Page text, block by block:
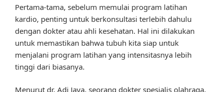
Pertama-tama, sebelum memulai program latihan
kardio, penting untuk berkonsultasi terlebih dahulu
dengan dokter atau ahli kesehatan. Hal ini dilakukan
untuk memastikan bahwa tubuh kita siap untuk
menjalani program latihan yang intensitasnya lebih
tinggi dari biasanya.
Menurut dr. Adi Jaya, seorang dokter spesialis olahraga,